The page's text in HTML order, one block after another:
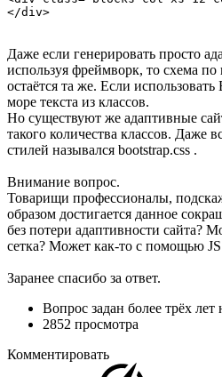
</div>
Даже если генерировать просто
используя фреймворк, то схема
остаётся та же. Если
море текста из классов.
Но существуют же адаптивные
такого количества классов. Даже
стилей назывался bootstrap.css .
Внимание вопрос.
Товарищи профессионалы,
образом достигается данное
без потери адаптивности сайта?
сетка? Может как-то с помощью
Заранее спасибо за ответ.
Вопрос задан более трёх лет
2852 просмотра
Комментировать